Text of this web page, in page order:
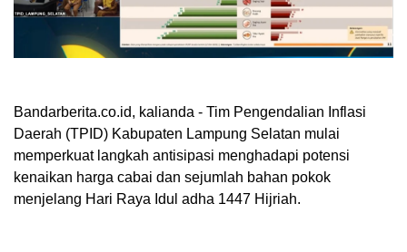
Bandarberita.co.id, kalianda - Tim Pengendalian Inflasi
Daerah (TPID) Kabupaten Lampung Selatan mulai
memperkuat langkah antisipasi menghadapi potensi
kenaikan harga cabai dan sejumlah bahan pokok
menjelang Hari Raya Idul adha 1447 Hijriah.